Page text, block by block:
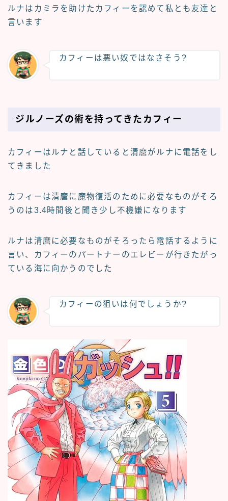
ルナはカミラを助けたカフィーを認めて私とも友達と
言います
カフィーは悪い奴ではなさそう?
ジルノーズの術を持ってきたカフィー
カフィーはルナと話していると清麿がルナに電話をし
てきました
カフィーは清麿に魔物復活のために必要なものがそろ
うのは3.4時間後と聞き少し不機嫌になります
ルナは清麿に必要なものがそろったら電話するように
言い、カフィーのパートナーのエレビーが行きたがっ
ている海に向かうのでした
カフィーの狙いは何でしょうか?